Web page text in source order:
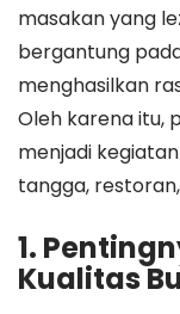
masakan yang
bergantung
menghasilkan
Oleh karena itu,
menjadi
tangga,
1.
Kualitas